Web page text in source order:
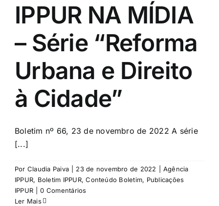
IPPUR NA MÍDIA
– Série “Reforma
Urbana e Direito
à Cidade”
Boletim nº 66, 23 de novembro de 2022 A série
[...]
Por Claudia Paiva 23 de novembro de 2022
Agência
IPPUR, Boletim IPPUR,Conteúdo Boletim, Publicações
IPPUR
0 Comentários
Ler Mais